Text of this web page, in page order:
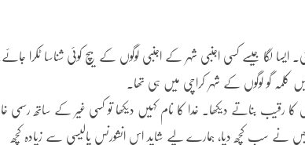
لگا جیسے کسی اجنبی شہر کے اجنبی لوگوں کے بیچ کوئی شناسا ٹکرا جائے۔
کلمہ گو لوگوں کے شہر کراچی میں ہی تھا۔
رقیب بناتے دیکھا۔ خدا کا نام کہیں دیکھا تو کسی غیر کے ساتھ رسمی
سب کچھ دیا، ہمارے لیے شاید اس انشورنس پالیسی سے زیادہ کچھ